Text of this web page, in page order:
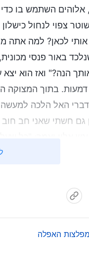
השתמש בו
צפוי לנחול
לכאן? למה
באור פנסי
הנה?" ואז הוא
בתוך המצוקה
האל הלכה למעשה
גם חשתי שאני חב
שאני לא מתכוון
של פניי. הוא הוסיף
הקטן שבו שהיתי
האפלה